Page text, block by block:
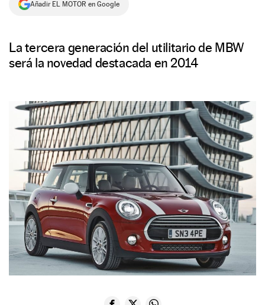
SÍGUENOS
Añadir EL MOTOR en Google
La tercera generación del utilitario de MBW
será la novedad destacada en 2014